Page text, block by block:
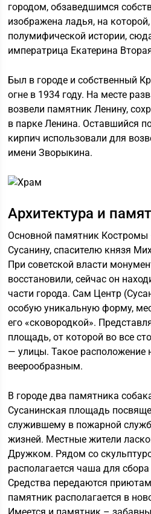
городом, обзаведшимся
изображена ладья, на
полумифической истории,
императрица Екатерина
Был в городе и собственный
огне в 1934 году. На месте
возвели памятник Ленину,
в парке Ленина. Оставшийся
кирпич использовали для
имени Зворыкина.
Архитектура и
Основной памятник Костромы
Сусанину, спасителю князя
При советской власти
восстановили, сейчас он
части города. Сам Центр
особую уникальную форму,
его «сковородкой».
площадь, от которой во все
— улицы. Такое расположение
веерообразным.
В городе два памятника
Сусанинская площадь
служившему в пожарной
жизней. Местные жители
Дружком. Рядом со
располагается чаша для
Средства передаются
памятник располагается в